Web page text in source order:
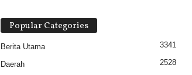
Popular Categories
Berita Utama 3341
Daerah 2528